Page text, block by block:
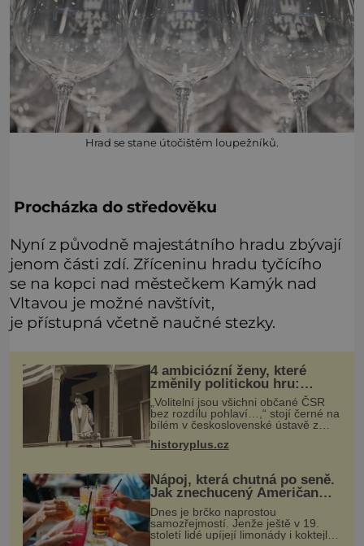
Hrad se stane útočištěm loupežníků.
Procházka do středověku
Nyní z původně majestátního hradu zbývají
jenom části zdí. Zříceninu hradu tyčícího
se na kopci nad městečkem Kamýk nad
Vltavou je možné navštívit,
je přístupná včetně naučné stezky.
4 ambiciózní ženy, které
změnily politickou hru:
Manželé je posílali do
kuchyně marně
„Volitelní jsou všichni občané ČSR
bez rozdílu pohlaví…,“ stojí černé na
bílém v československé ústavě z
roku 1920. Na podobnou právní
úpravu čekají ženy napříč celým
historyplus.cz
Nápoj, která chutná po seně.
Jak znechucený Američan
vymyslel brčko
Dnes je brčko naprostou
samozřejmostí. Jenže ještě v 19.
století lidé upíjejí limonády i koktejly